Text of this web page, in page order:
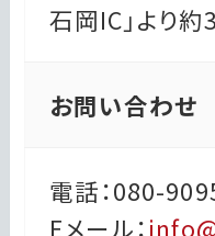
石岡IC」より
お問い合わせ
電話：080-
Eメール：